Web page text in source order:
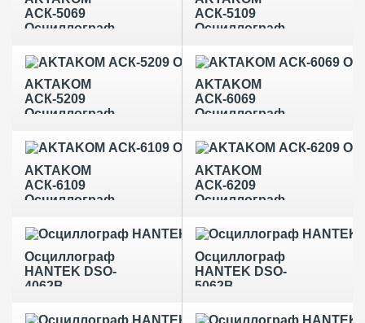
АСК-5069
Осциллограф
АСК-5109
Осциллограф
AKTAKOM
АСК-5209
Осциллограф
AKTAKOM
АСК-6069
Осциллограф
AKTAKOM
АСК-6109
Осциллограф
AKTAKOM
АСК-6209
Осциллограф
Осциллограф
HANTEK DSO-
4062B
Осциллограф
HANTEK DSO-
5062B